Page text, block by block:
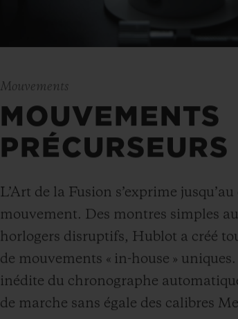
Mouvements
MOUVEMENTS
PRÉCURSEURS
L’Art de la Fusion s’exprime
mouvement. Des montres simples
horlogers disruptifs, Hublot a créé
de mouvements « in-house »
inédite du chronographe
de marche sans égale des calibres